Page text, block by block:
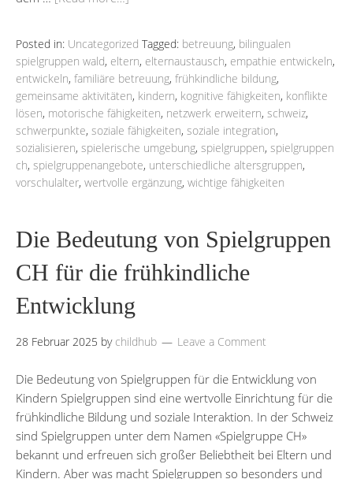
Posted in: Uncategorized Tagged: betreuung, bilingualen
spielgruppen wald, eltern, elternaustausch, empathie entwickeln,
entwickeln, familiäre betreuung, frühkindliche bildung,
gemeinsame aktivitäten, kindern, kognitive fähigkeiten, konflikte
lösen, motorische fähigkeiten, netzwerk erweitern, schweiz,
schwerpunkte, soziale fähigkeiten, soziale integration,
sozialisieren, spielerische umgebung, spielgruppen, spielgruppen
ch, spielgruppenangebote, unterschiedliche altersgruppen,
vorschulalter, wertvolle ergänzung, wichtige fähigkeiten
Die Bedeutung von Spielgruppen
CH für die frühkindliche
Entwicklung
28 Februar 2025 by childhub Leave a Comment
Die Bedeutung von Spielgruppen für die Entwicklung von
Kindern Spielgruppen sind eine wertvolle Einrichtung für die
frühkindliche Bildung und soziale Interaktion. In der Schweiz
sind Spielgruppen unter dem Namen «Spielgruppe CH»
bekannt und erfreuen sich großer Beliebtheit bei Eltern und
Kindern. Aber was macht Spielgruppen so besonders und